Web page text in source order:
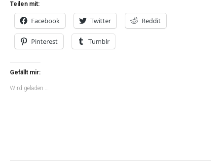
Teilen mit:
Facebook Twitter Reddit
Pinterest Tumblr
Gefällt mir:
Wird geladen …